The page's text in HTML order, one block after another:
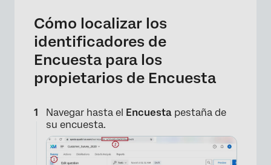
Cómo localizar los
identificadores de
Encuesta para los
propietarios de Encuesta
Navegar hasta el Encuesta pestaña de
su encuesta.